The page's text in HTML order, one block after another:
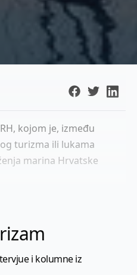
kojom je, između
turizma ili lukama
marina Hrvatske
i kolumne iz